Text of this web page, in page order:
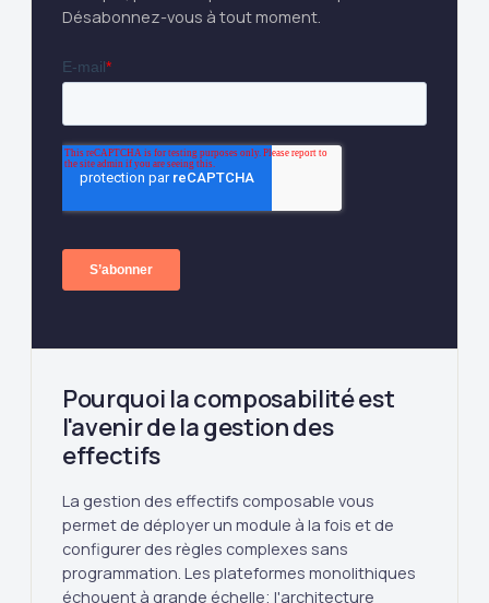
Désabonnez-vous à tout moment.
Pourquoi la composabilité est
l'avenir de la gestion des
effectifs
La gestion des effectifs composable vous
permet de déployer un module à la fois et de
configurer des règles complexes sans
programmation. Les plateformes monolithiques
échouent à grande échelle; l'architecture